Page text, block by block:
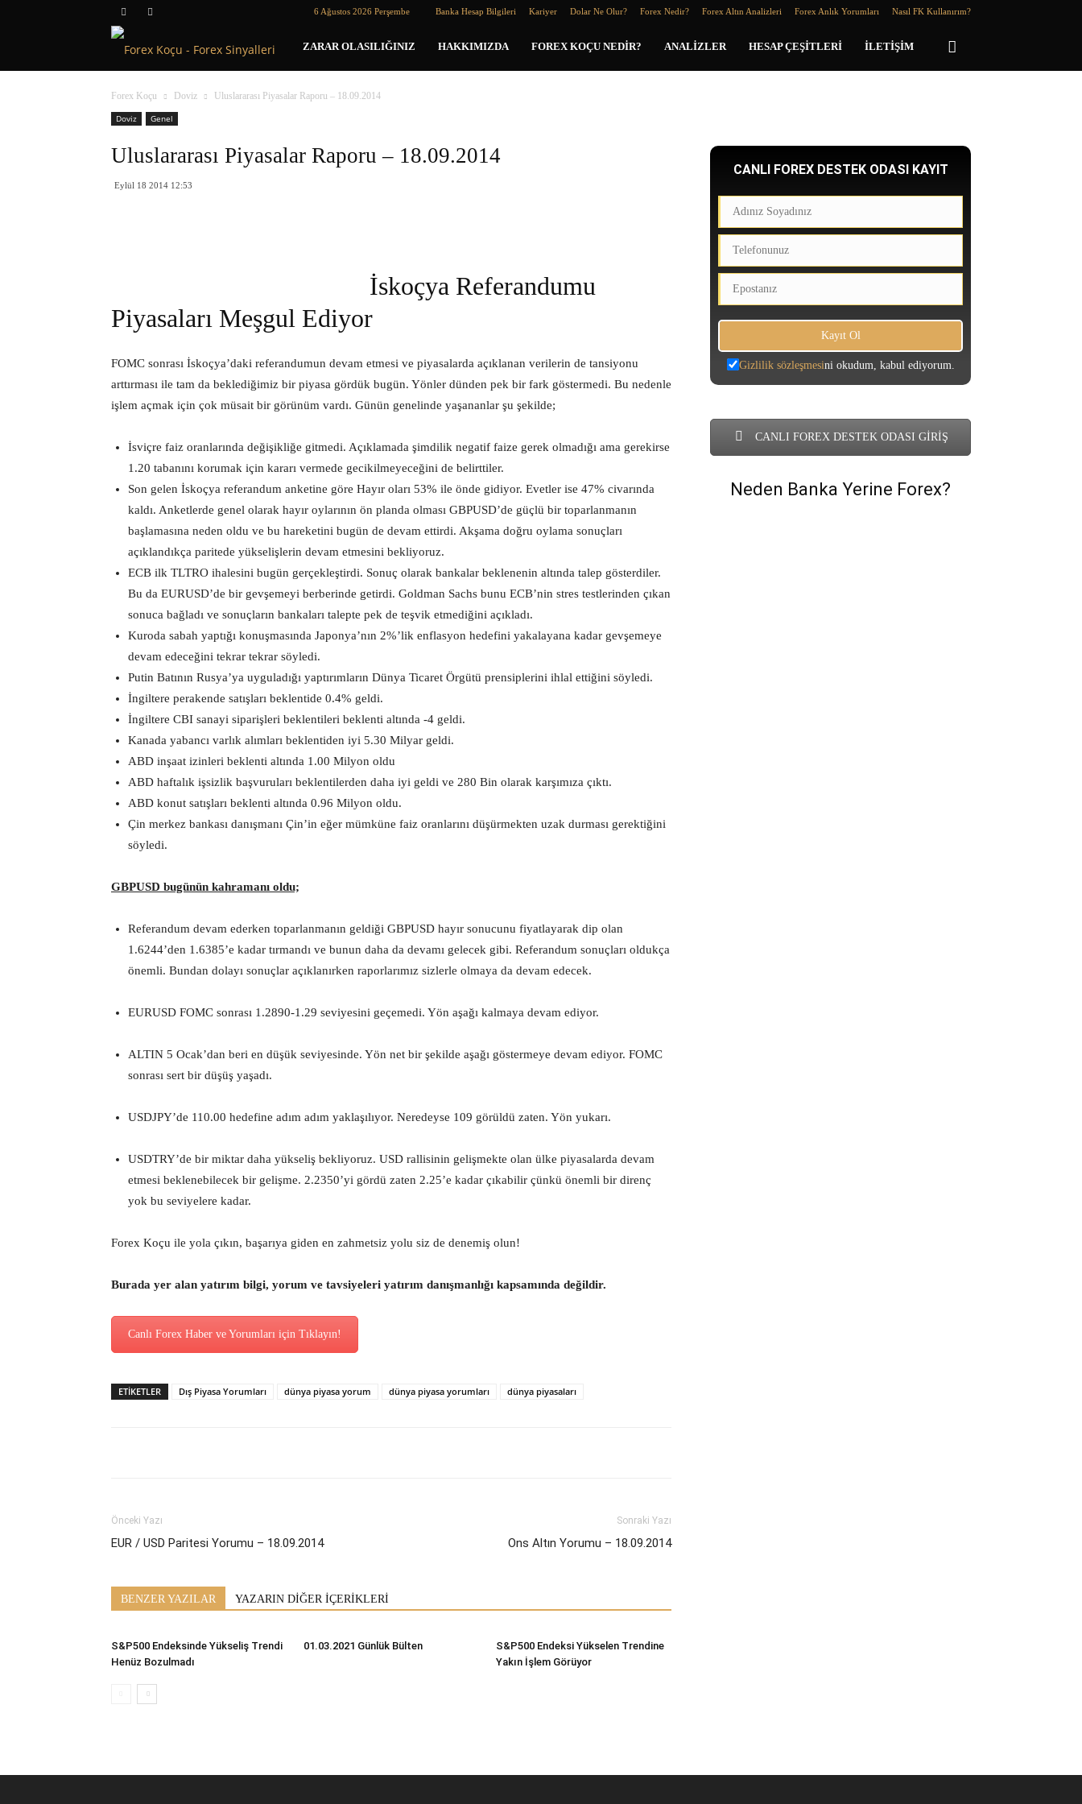
6 Ağustos 2026 Perşembe Banka Hesap Bilgileri Kariyer Dolar Ne Olur? Forex Nedir? Forex Altın Analizleri Forex Anlık Yorumları Nasıl FK Kullanırım?
Forex
Koçu
ZARAR OLASILIĞINIZ HAKKIMIZDA FOREX KOÇU NEDIR? ANALIZLER HESAP ÇEŞITLERI İLETIŞIM
Forex Koçu Doviz
Uluslararası Piyasalar Raporu – 18.09.2014
Doviz
Genel
Uluslararası Piyasalar Raporu – 18.09.2014
Eylül 18 2014 12:53
İskoçya Referandumu
Piyasaları Meşgul Ediyor
FOMC sonrası İskoçya’daki referandumun devam etmesi ve piyasalarda açıklanan verilerin de tansiyonu
arttırması ile tam da beklediğimiz bir piyasa gördük bugün. Yönler dünden pek bir fark göstermedi. Bu nedenle
işlem açmak için çok müsait bir görünüm vardı. Günün genelinde yaşananlar şu şekilde;
İsviçre faiz oranlarında değişikliğe gitmedi. Açıklamada şimdilik negatif faize gerek olmadığı ama gerekirse
1.20 tabanını korumak için kararı vermede gecikilmeyeceğini de belirttiler.
Son gelen İskoçya referandum anketine göre Hayır oları 53% ile önde gidiyor. Evetler ise 47% civarında
kaldı. Anketlerde genel olarak hayır oylarının ön planda olması GBPUSD’de güçlü bir toparlanmanın
başlamasına neden oldu ve bu hareketini bugün de devam ettirdi. Akşama doğru oylama sonuçları
açıklandıkça paritede yükselişlerin devam etmesini bekliyoruz.
ECB ilk TLTRO ihalesini bugün gerçekleştirdi. Sonuç olarak bankalar beklenenin altında talep gösterdiler.
Bu da EURUSD’de bir gevşemeyi berberinde getirdi. Goldman Sachs bunu ECB’nin stres testlerinden çıkan
sonuca bağladı ve sonuçların bankaları talepte pek de teşvik etmediğini açıkladı.
Kuroda sabah yaptığı konuşmasında Japonya’nın 2%’lik enflasyon hedefini yakalayana kadar gevşemeye
devam edeceğini tekrar tekrar söyledi.
Putin Batının Rusya’ya uyguladığı yaptırımların Dünya Ticaret Örgütü prensiplerini ihlal ettiğini söyledi.
İngiltere perakende satışları beklentide 0.4% geldi.
İngiltere CBI sanayi siparişleri beklentileri beklenti altında -4 geldi.
Kanada yabancı varlık alımları beklentiden iyi 5.30 Milyar geldi.
ABD inşaat izinleri beklenti altında 1.00 Milyon oldu
ABD haftalık işsizlik başvuruları beklentilerden daha iyi geldi ve 280 Bin olarak karşımıza çıktı.
ABD konut satışları beklenti altında 0.96 Milyon oldu.
Çin merkez bankası danışmanı Çin’in eğer mümküne faiz oranlarını düşürmekten uzak durması gerektiğini
söyledi.
GBPUSD bugünün kahramanı oldu;
Referandum devam ederken toparlanmanın geldiği GBPUSD hayır sonucunu fiyatlayarak dip olan
1.6244’den 1.6385’e kadar tırmandı ve bunun daha da devamı gelecek gibi. Referandum sonuçları oldukça
önemli. Bundan dolayı sonuçlar açıklanırken raporlarımız sizlerle olmaya da devam edecek.
EURUSD FOMC sonrası 1.2890-1.29 seviyesini geçemedi. Yön aşağı kalmaya devam ediyor.
ALTIN 5 Ocak’dan beri en düşük seviyesinde. Yön net bir şekilde aşağı göstermeye devam ediyor. FOMC
sonrası sert bir düşüş yaşadı.
USDJPY’de 110.00 hedefine adım adım yaklaşılıyor. Neredeyse 109 görüldü zaten. Yön yukarı.
USDTRY’de bir miktar daha yükseliş bekliyoruz. USD rallisinin gelişmekte olan ülke piyasalarda devam
etmesi beklenebilecek bir gelişme. 2.2350’yi gördü zaten 2.25’e kadar çıkabilir çünkü önemli bir direnç
yok bu seviyelere kadar.
Forex Koçu ile yola çıkın, başarıya giden en zahmetsiz yolu siz de denemiş olun!
Burada yer alan yatırım bilgi, yorum ve tavsiyeleri yatırım danışmanlığı kapsamında değildir.
Canlı Forex Haber ve Yorumları için Tıklayın!
ETİKETLER Dış Piyasa Yorumları dünya piyasa yorum dünya piyasa yorumları dünya piyasaları
Önceki Yazı
EUR / USD Paritesi Yorumu – 18.09.2014
Sonraki Yazı
Ons Altın Yorumu – 18.09.2014
BENZER YAZILAR YAZARIN DİĞER İÇERİKLERİ
S&P500 Endeksinde Yükseliş Trendi
Henüz Bozulmadı
01.03.2021 Günlük Bülten
S&P500 Endeksi Yükselen Trendine
Yakın İşlem Görüyor
CANLI FOREX DESTEK ODASI KAYIT
Gizlilik sözleşmesini okudum, kabul ediyorum.
CANLI FOREX DESTEK ODASI GİRİŞ
Neden Banka Yerine Forex?